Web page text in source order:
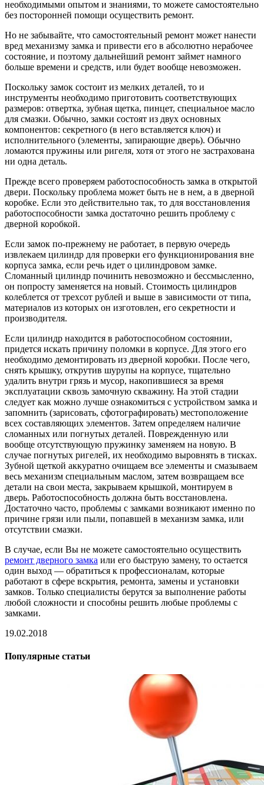
необходимыми опытом и знаниями, то можете самостоятельно
без посторонней помощи осуществить ремонт.
Но не забывайте, что самостоятельный ремонт может нанести
вред механизму замка и привести его в абсолютно нерабочее
состояние, и поэтому дальнейший ремонт займет намного
больше времени и средств, или будет вообще невозможен.
Поскольку замок состоит из мелких деталей, то и
инструменты необходимо приготовить соответствующих
размеров: отвертка, зубная щетка, пинцет, специальное масло
для смазки. Обычно, замки состоят из двух основных
компонентов: секретного (в него вставляется ключ) и
исполнительного (элементы, запирающие дверь). Обычно
ломаются пружины или ригеля, хотя от этого не застрахована
ни одна деталь.
Прежде всего проверяем работоспособность замка в открытой
двери. Поскольку проблема может быть не в нем, а в дверной
коробке. Если это действительно так, то для восстановления
работоспособности замка достаточно решить проблему с
дверной коробкой.
Если замок по-прежнему не работает, в первую очередь
извлекаем цилиндр для проверки его функционирования вне
корпуса замка, если речь идет о цилиндровом замке.
Сломанный цилиндр починить невозможно и бессмысленно,
он попросту заменяется на новый. Стоимость цилиндров
колеблется от трехсот рублей и выше в зависимости от типа,
материалов из которых он изготовлен, его секретности и
производителя.
Если цилиндр находится в работоспособном состоянии,
придется искать причину поломки в корпусе. Для этого его
необходимо демонтировать из дверной коробки. После чего,
снять крышку, открутив шурупы на корпусе, тщательно
удалить внутри грязь и мусор, накопившиеся за время
эксплуатации сквозь замочную скважину. На этой стадии
следует как можно лучше ознакомиться с устройством замка и
запомнить (зарисовать, сфотографировать) местоположение
всех составляющих элементов. Затем определяем наличие
сломанных или погнутых деталей. Поврежденную или
вообще отсутствующую пружинку заменяем на новую. В
случае погнутых ригелей, их необходимо выровнять в тисках.
Зубной щеткой аккуратно очищаем все элементы и смазываем
весь механизм специальным маслом, затем возвращаем все
детали на свои места, закрываем крышкой, монтируем в
дверь. Работоспособность должна быть восстановлена.
Достаточно часто, проблемы с замками возникают именно по
причине грязи или пыли, попавшей в механизм замка, или
отсутствии смазки.
В случае, если Вы не можете самостоятельно осуществить
ремонт дверного замка или его быструю замену, то остается
один выход — обратиться к профессионалам, которые
работают в сфере вскрытия, ремонта, замены и установки
замков. Только специалисты берутся за выполнение работы
любой сложности и способны решить любые проблемы с
замками.
19.02.2018
Популярные статьи